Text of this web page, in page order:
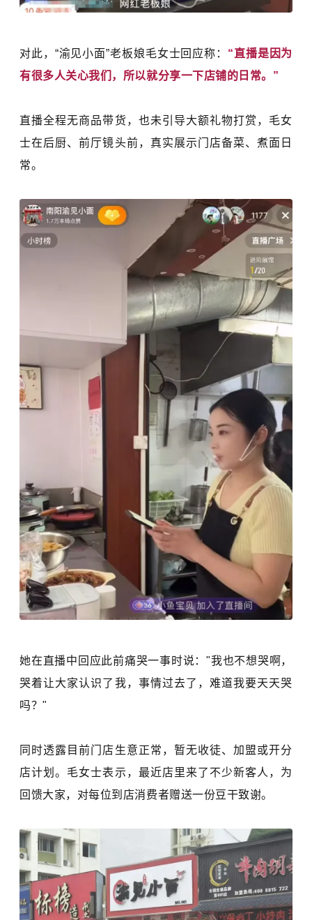
对此，“渝见小面”老板娘毛女士回应称： “直播是因为
有很多人关心我们，所以就分享一下店铺的日常。”
直播全程无商品带货，也未引导大额礼物打赏，毛女
士在后厨、前厅镜头前，真实展示门店备菜、煮面日
常。
她在直播中回应此前痛哭一事时说："我也不想哭啊，
哭着让大家认识了我，事情过去了，难道我要天天哭
吗？"
同时透露目前门店生意正常，暂无收徒、加盟或开分
店计划。毛女士表示，最近店里来了不少新客人，为
回馈大家，对每位到店消费者赠送一份豆干致谢。